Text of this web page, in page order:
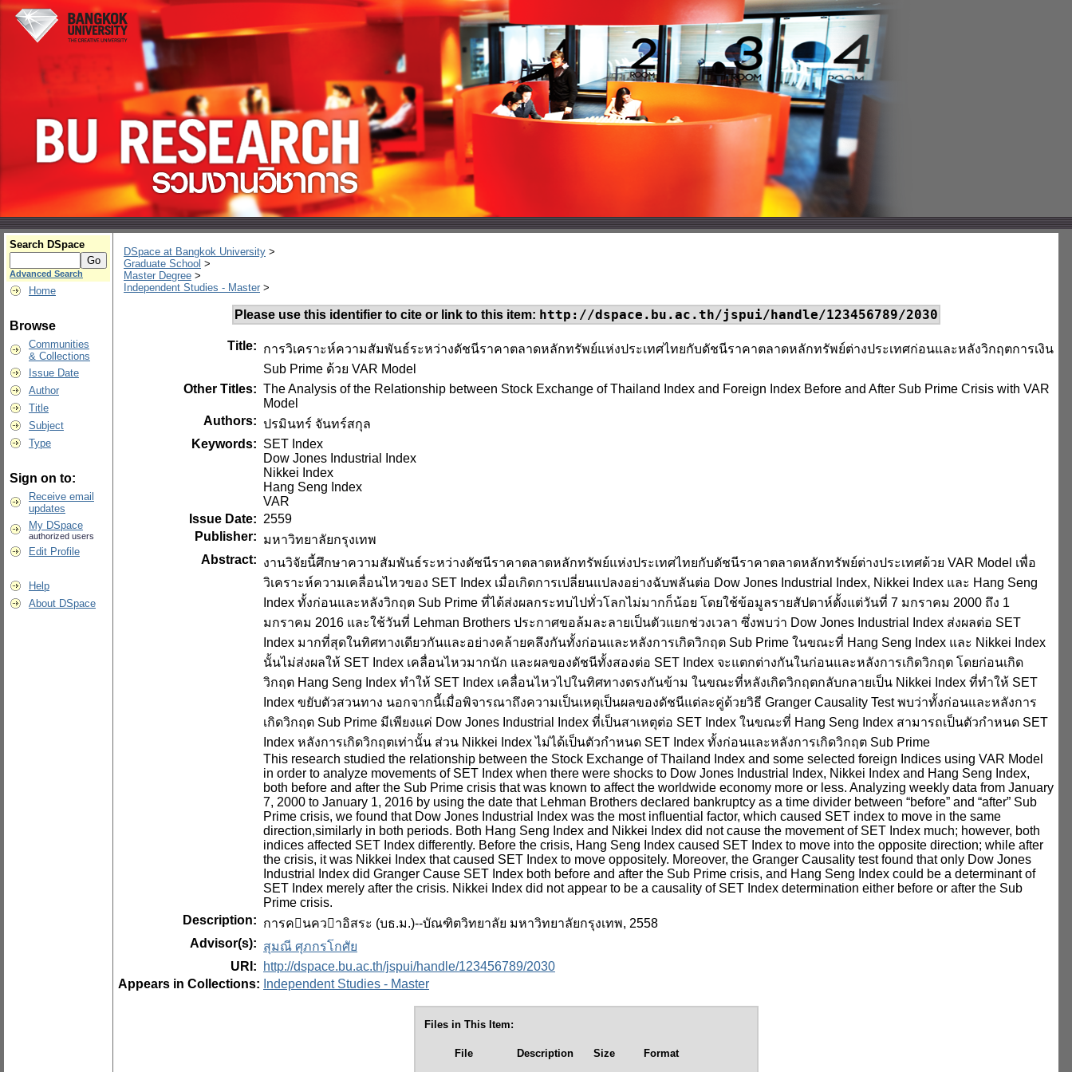
Search DSpace
Advanced Search
Home
Browse
Communities
& Collections
Issue Date
Author
Title
Subject
Type
Sign on to:
Receive email
updates
My DSpace
authorized users
Edit Profile
Help
About DSpace
DSpace at Bangkok University >
Graduate School >
Master Degree >
Independent Studies - Master >
Please use this identifier to cite or link to this item: http://dspace.bu.ac.th/jspui/handle/123456789/2030
Title: การวิเคราะห์ความสัมพันธ์ระหว่างดัชนีราคาตลาดหลักทรัพย์แห่งประเทศไทยกับดัชนีราคาตลาดหลักทรัพย์ต่างประเทศก่อนและหลังวิกฤตการเงิน
Sub Prime ด้วย VAR Model
Other Titles: The Analysis of the Relationship between Stock Exchange of Thailand Index and Foreign Index Before and After Sub Prime Crisis with VAR
Model
Authors: ปรมินทร์ จันทร์สกุล
Keywords: SET Index
Dow Jones Industrial Index
Nikkei Index
Hang Seng Index
VAR
Issue Date: 2559
Publisher: มหาวิทยาลัยกรุงเทพ
Abstract: งานวิจัยนี้ศึกษาความสัมพันธ์ระหว่างดัชนีราคาตลาดหลักทรัพย์แห่งประเทศไทยกับดัชนีราคาตลาดหลักทรัพย์ต่างประเทศด้วย VAR Model เพื่อ
วิเคราะห์ความเคลื่อนไหวของ SET Index เมื่อเกิดการเปลี่ยนแปลงอย่างฉับพลันต่อ Dow Jones Industrial Index, Nikkei Index และ Hang Seng
Index ทั้งก่อนและหลังวิกฤต Sub Prime ที่ได้ส่งผลกระทบไปทั่วโลกไม่มากก็น้อย โดยใช้ข้อมูลรายสัปดาห์ตั้งแต่วันที่ 7 มกราคม 2000 ถึง 1
มกราคม 2016 และใช้วันที่ Lehman Brothers ประกาศขอล้มละลายเป็นตัวแยกช่วงเวลา ซึ่งพบว่า Dow Jones Industrial Index ส่งผลต่อ SET
Index มากที่สุดในทิศทางเดียวกันและอย่างคล้ายคลึงกันทั้งก่อนและหลังการเกิดวิกฤต Sub Prime ในขณะที่ Hang Seng Index และ Nikkei Index
นั้นไม่ส่งผลให้ SET Index เคลื่อนไหวมากนัก และผลของดัชนีทั้งสองต่อ SET Index จะแตกต่างกันในก่อนและหลังการเกิดวิกฤต โดยก่อนเกิด
วิกฤต Hang Seng Index ทำให้ SET Index เคลื่อนไหวไปในทิศทางตรงกันข้าม ในขณะที่หลังเกิดวิกฤตกลับกลายเป็น Nikkei Index ที่ทำให้ SET
Index ขยับตัวสวนทาง นอกจากนี้เมื่อพิจารณาถึงความเป็นเหตุเป็นผลของดัชนีแต่ละคู่ด้วยวิธี Granger Causality Test พบว่าทั้งก่อนและหลังการ
เกิดวิกฤต Sub Prime มีเพียงแค่ Dow Jones Industrial Index ที่เป็นสาเหตุต่อ SET Index ในขณะที่ Hang Seng Index สามารถเป็นตัวกำหนด SET
Index หลังการเกิดวิกฤตเท่านั้น ส่วน Nikkei Index ไม่ได้เป็นตัวกำหนด SET Index ทั้งก่อนและหลังการเกิดวิกฤต Sub Prime
This research studied the relationship between the Stock Exchange of Thailand Index and some selected foreign Indices using VAR Model
in order to analyze movements of SET Index when there were shocks to Dow Jones Industrial Index, Nikkei Index and Hang Seng Index,
both before and after the Sub Prime crisis that was known to affect the worldwide economy more or less. Analyzing weekly data from January
7, 2000 to January 1, 2016 by using the date that Lehman Brothers declared bankruptcy as a time divider between “before” and “after” Sub
Prime crisis, we found that Dow Jones Industrial Index was the most influential factor, which caused SET index to move in the same
direction,similarly in both periods. Both Hang Seng Index and Nikkei Index did not cause the movement of SET Index much; however, both
indices affected SET Index differently. Before the crisis, Hang Seng Index caused SET Index to move into the opposite direction; while after
the crisis, it was Nikkei Index that caused SET Index to move oppositely. Moreover, the Granger Causality test found that only Dow Jones
Industrial Index did Granger Cause SET Index both before and after the Sub Prime crisis, and Hang Seng Index could be a determinant of
SET Index merely after the crisis. Nikkei Index did not appear to be a causality of SET Index determination either before or after the Sub
Prime crisis.
Description: การคนควาอิสระ (บธ.ม.)--บัณฑิตวิทยาลัย มหาวิทยาลัยกรุงเทพ, 2558
Advisor(s): สุมณี ศุภกรโกศัย
URI:
http://dspace.bu.ac.th/jspui/handle/123456789/2030
Appears in Collections: Independent Studies - Master
Files in This Item:
File Description Size
Format